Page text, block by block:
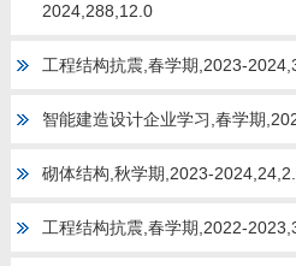
2024,288,12.0
工程结构抗震,春学期,2023-
智能建造设计企业学习,春学期
砌体结构,秋学期,2023-
工程结构抗震,春学期,2022-